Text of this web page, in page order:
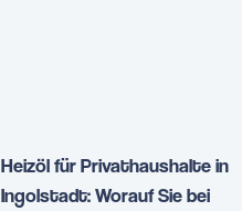
Heizöl für Privathaushalte in
Ingolstadt: Worauf Sie bei